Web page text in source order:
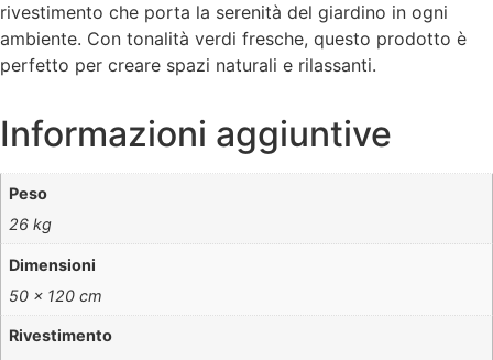
rivestimento che porta la serenità del giardino in ogni
ambiente. Con tonalità verdi fresche, questo prodotto è
perfetto per creare spazi naturali e rilassanti.
Informazioni aggiuntive
Peso
26 kg
Dimensioni
50 × 120 cm
Rivestimento